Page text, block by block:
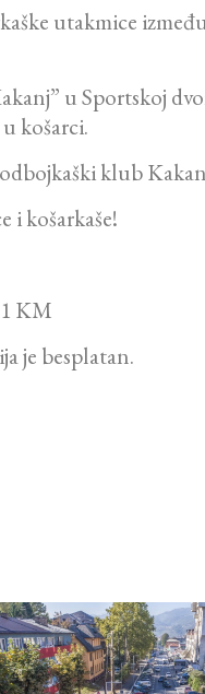
utakmice
u Sportskoj
košarci.
klub
i košarkaše!
KM
je besplatan.